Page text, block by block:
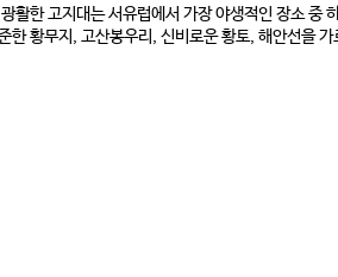
활한 고지대는 서유럽에서 가장 야생적인 장소
한 황무지, 고산봉우리, 신비로운 황토, 해안선을